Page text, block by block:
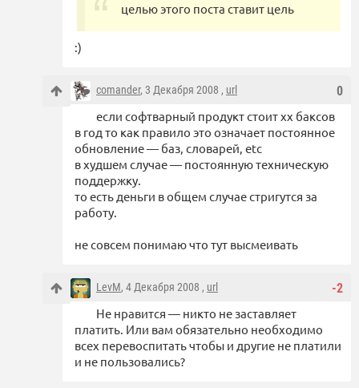
целью этого поста ставит цель
:)
0
comander, 3 Декабря 2008 , url
если софтварный продукт стоит хх баксов
в год то как правило это означает постоянное
обновление — баз, словарей, etc
в худшем случае — постоянную техническую
поддержку.
то есть деньги в общем случае стригутся за
работу.
не совсем понимаю что тут высмеивать
-2
LevM, 4 Декабря 2008 , url
Не нравится — никто не заставляет
платить. Или вам обязательно необходимо
всех перевоспитать чтобы и другие не платили
и не пользовались?